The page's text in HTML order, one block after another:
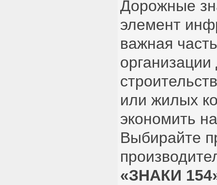
Дорожные
элемент
важная
или жилых
экономить
Выбирайте
«ЗНАКИ